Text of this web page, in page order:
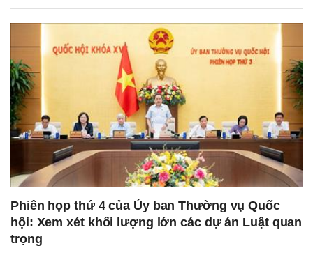
Phiên họp thứ 4 của Ủy ban Thường vụ Quốc
hội: Xem xét khối lượng lớn các dự án Luật quan
trọng